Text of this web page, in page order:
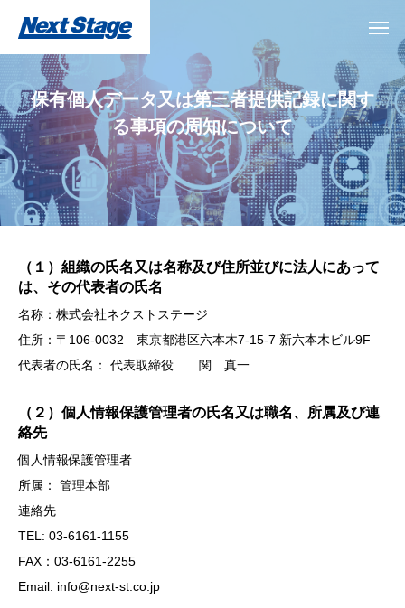
保有個人データ又は第三者提供記録に関す
る事項の周知について
（１）組織の氏名又は名称及び住所並びに法人にあって
は、その代表者の氏名
名称：株式会社ネクストステージ
住所：〒106-0032 東京都港区六本木7-15-7 新六本木ビル9F
代表者の氏名： 代表取締役 関 真一
（２）個人情報保護管理者の氏名又は職名、所属及び連
絡先
個人情報保護管理者
所属： 管理本部
連絡先
TEL: 03-6161-1155
FAX：03-6161-2255
Email: info@next-st.co.jp